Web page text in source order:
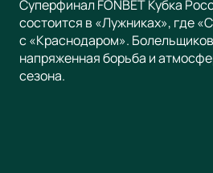
Суперфинал FONBET Кубка
состоится в «Лужниках», где
с «Краснодаром».
напряженная борьба и
сезона.